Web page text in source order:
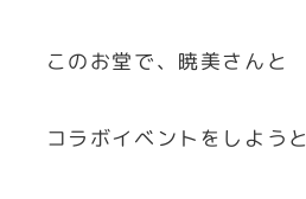
このお堂で、暁美さんと
コラボイベントをしようと